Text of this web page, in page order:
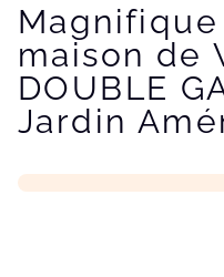
maison de
DOUBLE
Jardin